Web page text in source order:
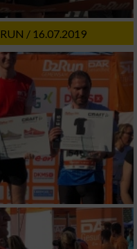
/ 16.07.2019